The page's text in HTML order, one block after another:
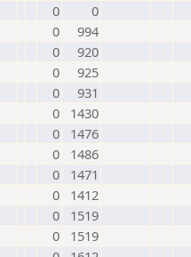
0
0
0
994
0
920
0
925
0
931
0
1430
0
1476
0
1486
0
1471
0
1412
0
1519
0
1519